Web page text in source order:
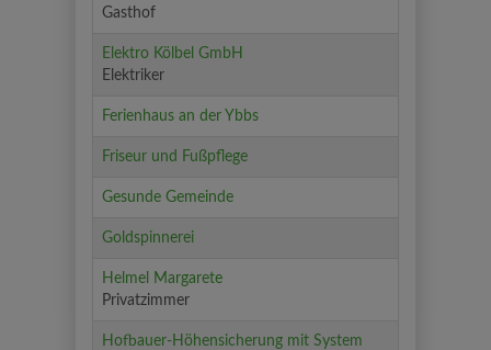
Gasthof
Elektro Kölbel GmbH
Elektriker
Ferienhaus an der Ybbs
Friseur und Fußpflege
Gesunde Gemeinde
Goldspinnerei
Helmel Margarete
Privatzimmer
Hofbauer-Höhensicherung mit System